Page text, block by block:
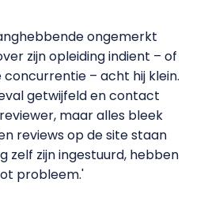
ongemerkt
zijn opleiding indient – of
– acht hij klein.
getwijfeld en contact
maar alles bleek
reviews op de site staan
zelf zijn ingestuurd, hebben
probleem.'